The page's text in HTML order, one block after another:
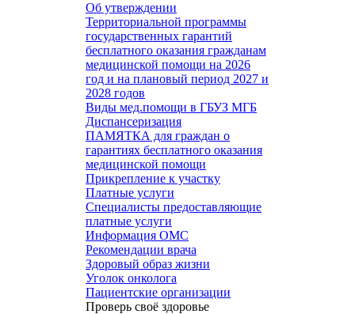
Об утверждении
Территориальной программы
государственных гарантий
бесплатного оказания гражданам
медицинской помощи на 2026
год и на плановый период 2027 и
2028 годов
Виды мед.помощи в ГБУЗ МГБ
Диспансеризация
ПАМЯТКА для граждан о
гарантиях бесплатного оказания
медицинской помощи
Прикрепление к участку
Платные услуги
Специалисты предоставляющие
платные услуги
Информация ОМС
Рекомендации врача
Здоровый образ жизни
Уголок онколога
Пациентские организации
Проверь своё здоровье